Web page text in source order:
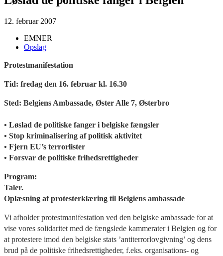
12. februar 2007
EMNER
Opslag
Protestmanifestation
Tid: fredag den 16. februar kl. 16.30
Sted: Belgiens Ambassade, Øster Alle 7, Østerbro
• Løslad de politiske fanger i belgiske fængsler
• Stop kriminalisering af politisk aktivitet
• Fjern EU’s terrorlister
• Forsvar de politiske frihedsrettigheder
Program:
Taler.
Oplæsning af protesterklæring til Belgiens ambassade
Vi afholder protestmanifestation ved den belgiske ambassade for at
vise vores solidaritet med de fængslede kammerater i Belgien og for
at protestere imod den belgiske stats ’antiterrorlovgivning’ og dens
brud på de politiske frihedsrettigheder, f.eks. organisations- og